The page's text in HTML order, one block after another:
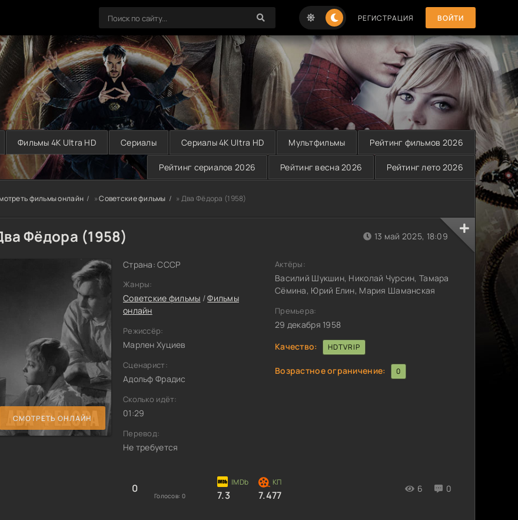
РЕГИСТРАЦИЯ ВОЙТИ
Фильмы 4K Ultra HD Сериалы Сериалы 4K Ultra HD Мультфильмы Рейтинг фильмов 2026
Рейтинг сериалов 2026 Рейтинг весна 2026 Рейтинг лето 2026
фильмы онлайн »Советские фильмы » Два Фёдора (1958)
Фёдора (1958)
СМОТРЕТЬ ОНЛАЙН
Страна: СССР
Жанры:
Советские фильмы /Фильмы
онлайн
Режиссёр:
Марлен Хуциев
Сценарист:
Адольф Фрадис
Сколько идёт:
01:29
Перевод:
Не требуется
0
Голосов: 0 7.3 7.477
6 0
13 май 2025, 18:09
Актёры:
Василий Шукшин, Николай Чурсин, Тамара
Сёмина, Юрий Елин, Мария Шаманская
Премьера:
29 декабря 1958
Качество:
HDTVRIP
Возрастное ограничение: 0